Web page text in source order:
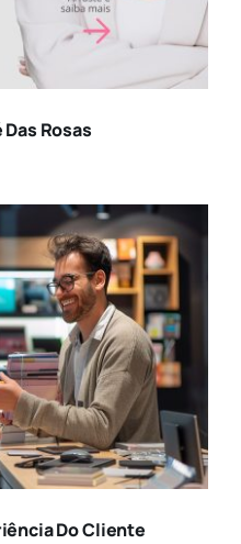
Rosas
Do Cliente